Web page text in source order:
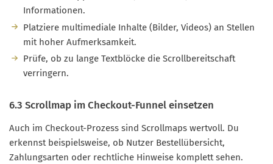
Informationen.
Platziere multimediale Inhalte (Bilder, Videos) an Stellen
mit hoher Aufmerksamkeit.
Prüfe, ob zu lange Textblöcke die Scrollbereitschaft
verringern.
6.3 Scrollmap im Checkout-Funnel einsetzen
Auch im Checkout-Prozess sind Scrollmaps wertvoll. Du
erkennst beispielsweise, ob Nutzer Bestellübersicht,
Zahlungsarten oder rechtliche Hinweise komplett sehen.